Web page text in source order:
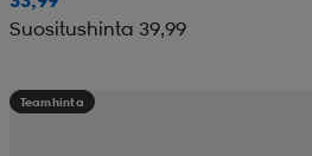
Suositushinta 39,99
Teamhinta